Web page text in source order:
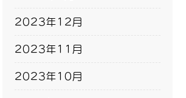
2023年12月
2023年11月
2023年10月